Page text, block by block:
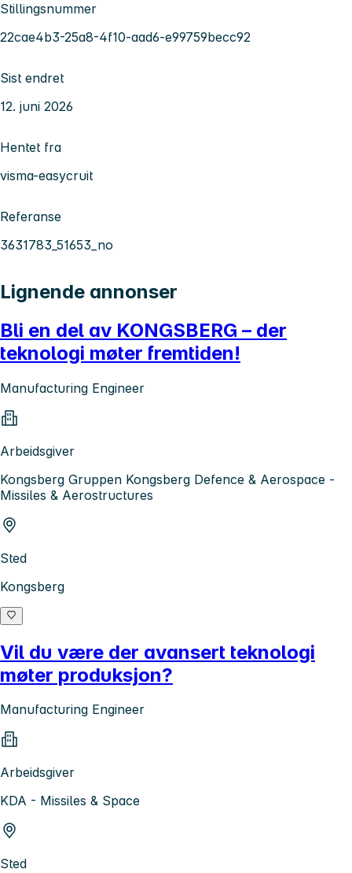
Stillingsnummer
22cae4b3-25a8-4f10-aad6-e99759becc92
Sist endret
12. juni 2026
Hentet fra
visma-easycruit
Referanse
3631783_51653_no
Lignende annonser
Bli en del av KONGSBERG – der
teknologi møter fremtiden!
Manufacturing Engineer
Arbeidsgiver
Kongsberg Gruppen Kongsberg Defence & Aerospace -
Missiles & Aerostructures
Sted
Kongsberg
Vil du være der avansert teknologi
møter produksjon?
Manufacturing Engineer
Arbeidsgiver
KDA - Missiles & Space
Sted